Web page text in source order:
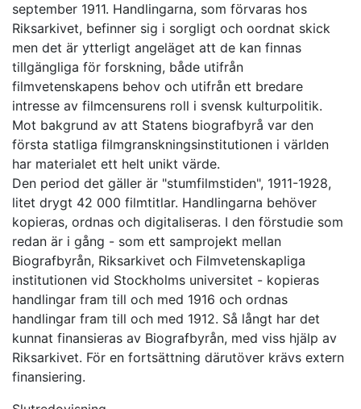
september 1911. Handlingarna, som förvaras hos
Riksarkivet, befinner sig i sorgligt och oordnat skick
men det är ytterligt angeläget att de kan finnas
tillgängliga för forskning, både utifrån
filmvetenskapens behov och utifrån ett bredare
intresse av filmcensurens roll i svensk kulturpolitik.
Mot bakgrund av att Statens biografbyrå var den
första statliga filmgranskningsinstitutionen i världen
har materialet ett helt unikt värde.
Den period det gäller är "stumfilmstiden", 1911-1928,
litet drygt 42 000 filmtitlar. Handlingarna behöver
kopieras, ordnas och digitaliseras. I den förstudie som
redan är i gång - som ett samprojekt mellan
Biografbyrån, Riksarkivet och Filmvetenskapliga
institutionen vid Stockholms universitet - kopieras
handlingar fram till och med 1916 och ordnas
handlingar fram till och med 1912. Så långt har det
kunnat finansieras av Biografbyrån, med viss hjälp av
Riksarkivet. För en fortsättning därutöver krävs extern
finansiering.